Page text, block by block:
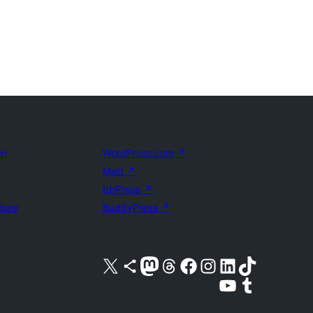
WordPress.com ↗
Matt ↗
bbPress ↗
BuddyPress ↗
Bezoek ons X (voorheen Twitter) account
Bezoek ons Bluesky account
Bezoek ons Mastodon account
Bezoek ons Threads account
Onze Facebook pagina bezoeken
Bezoek ons Instagram account
Bezoek ons LinkedIn account
Bezoek ons TikTok account
Bezoek ons YouTube kanaalBezoek ons Tumblr account